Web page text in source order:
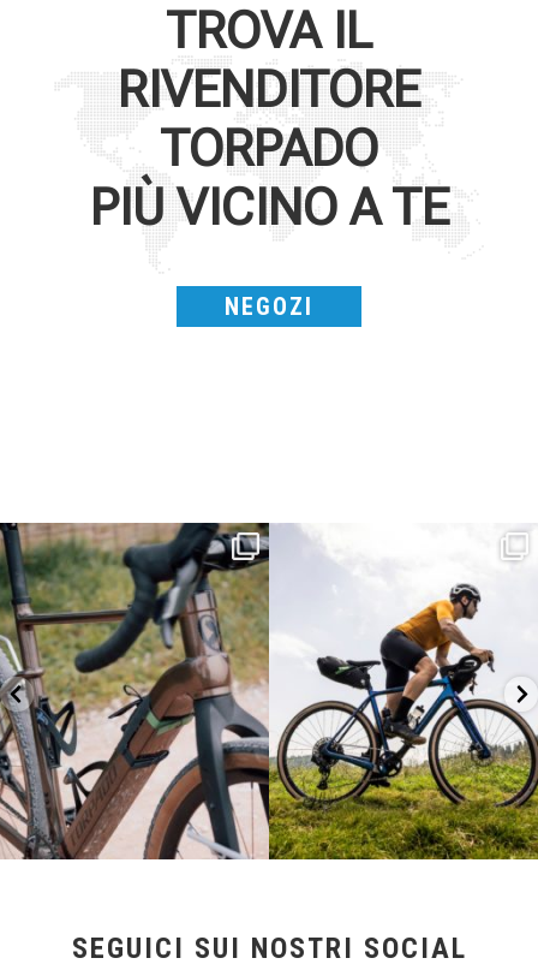
TROVA IL
RIVENDITORE
TORPADO
PIÙ VICINO A TE
NEGOZI
Kepler R è la gravel pensata per affrontare
lunghe...
26 0
Parte dalla strada, continua sulla ghiaia,
2
SEGUICI SUI NOSTRI SOCIAL